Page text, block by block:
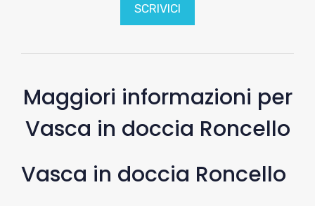
SCRIVICI
Maggiori informazioni per
Vasca in doccia Roncello
Vasca in doccia Roncello